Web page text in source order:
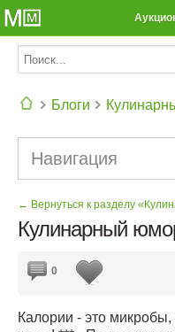
Блоги
Навигация
← Вернуться к разделу
Кулинарный
0
Калории - это микробы,